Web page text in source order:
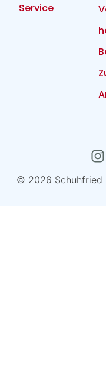
Service
© 2026 Schuhfried